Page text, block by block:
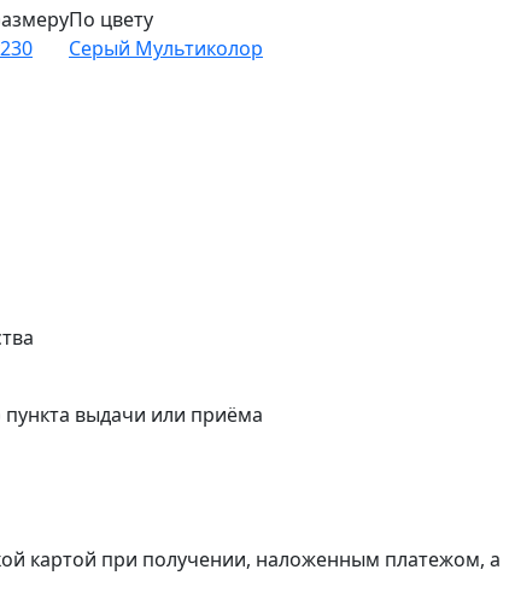
По цвету
Серый Мультиколор
пункта выдачи или приёма
картой при получении, наложенным платежом, а